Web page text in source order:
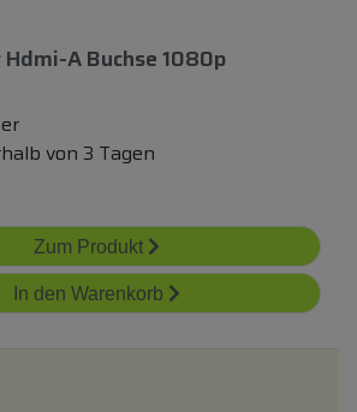
A Buchse 1080p
von 3 Tagen
Zum Produkt
In den Warenkorb